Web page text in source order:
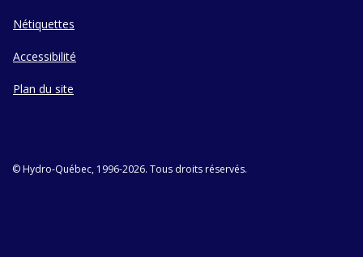
Nétiquettes
Accessibilité
Plan du site
© Hydro-Québec, 1996-2026. Tous droits réservés.